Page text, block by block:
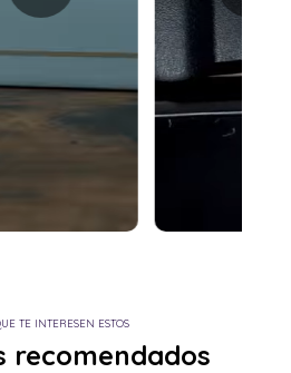
TE INTERESEN ESTOS
recomendados